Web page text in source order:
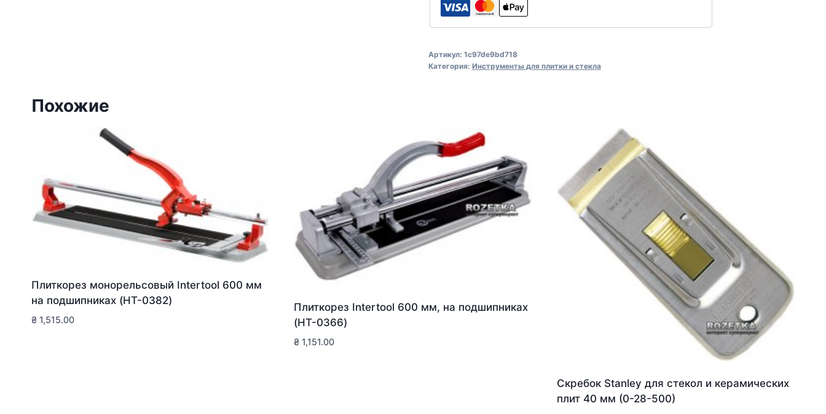
Артикул: 1c97de9bd718
Категория: Инструменты для плитки и стекла
Похожие
Плиткорез монорельсовый Intertool 600 мм
на подшипниках (HT-0382)
₴ 1,515.00
Плиткорез Intertool 600 мм, на подшипниках
(HT-0366)
₴ 1,151.00
Скребок Stanley для стекол и керамических
плит 40 мм (0-28-500)